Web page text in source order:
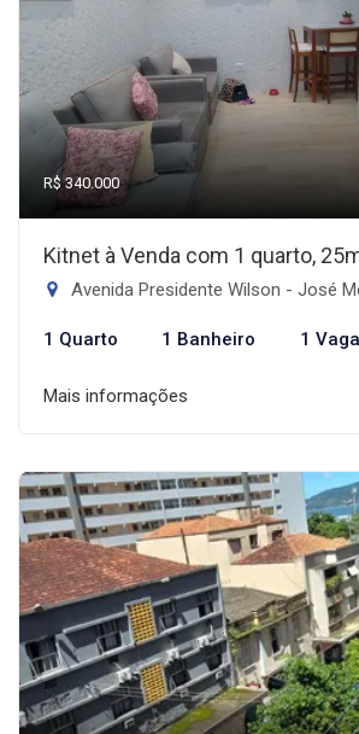
R$ 340.000
Kitnet à Venda com 1 quarto,
Avenida Presidente Wilson - José
1 Quarto 1 Banheiro 1 Vaga
Mais informações